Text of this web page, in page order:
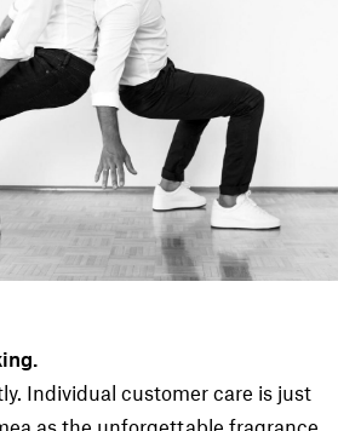
Individual customer care is just